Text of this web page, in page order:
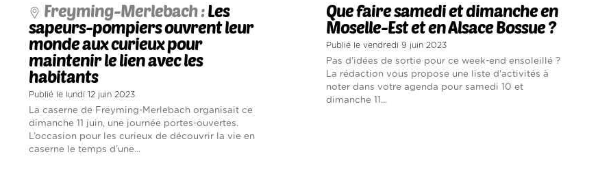
Freyming-Merlebach :Les
sapeurs-pompiers ouvrent leur
monde aux curieux pour
maintenir le lien avec les
habitants
Publié le lundi 12 juin 2023
La caserne de Freyming-Merlebach organisait ce
dimanche 11 juin, une journée portes-ouvertes.
L’occasion pour les curieux de découvrir la vie en
caserne le temps d’une...
Que faire samedi et dimanche en
Moselle-Est et en Alsace Bossue ?
Publié le vendredi 9 juin 2023
Pas d'idées de sortie pour ce week-end ensoleillé ?
La rédaction vous propose une liste d'activités à
noter dans votre agenda pour samedi 10 et
dimanche 11...